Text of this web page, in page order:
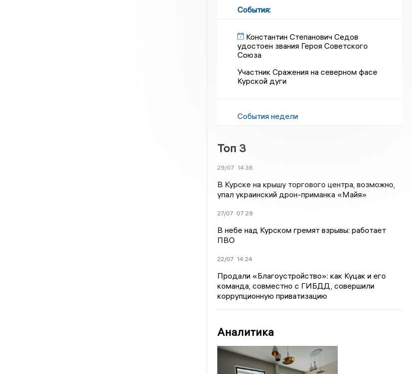
События:
Константин Степанович Седов
удостоен звания Героя Советского
Союза
Участник Сражения на северном фасе
Курской дуги
События недели
Топ 3
29/07 14:36
В Курске на крышу торгового центра, возможно,
упал украинский дрон-приманка «Майя»
27/07 07:29
В небе над Курском гремят взрывы: работает
ПВО
22/07 14:24
Продали «Благоустройство»: как Куцак и его
команда, совместно с ГИБДД, совершили
коррупционную приватизацию
Аналитика